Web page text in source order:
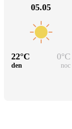
05.05
22°C 0°C
den noc